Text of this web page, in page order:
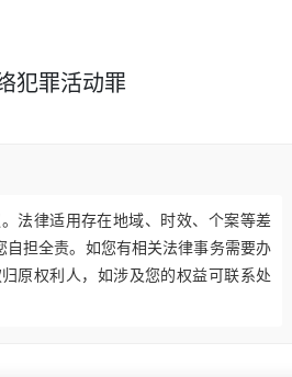
犯罪活动罪
法律适用存在地域、时效、个案等差
担全责。如您有相关法律事务需要办
原权利人，如涉及您的权益可联系处